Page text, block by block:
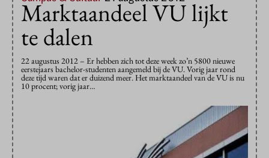
Marktaandeel VU lijkt
te dalen
22 augustus 2012 – Er hebben zich tot deze week zo’n 5800 nieuwe
eerstejaars bachelor-studenten aangemeld bij de VU. Vorig jaar rond
deze tijd waren dat er duizend meer. Het marktaandeel van de VU is nu
10 procent; vorig jaar…